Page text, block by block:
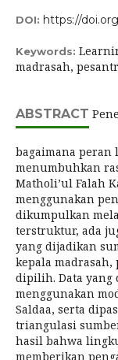
DOI: https://
Keywords:
madrasah,
ABSTRACT
bagaimana peran
menumbuhkan
Matholi’ul Falah
menggunakan
dikumpulkan
terstruktur, ada
yang dijadikan
kepala
dipilih. Data
menggunakan
Saldaa, serta
triangulasi
hasil bahwa
memberikan